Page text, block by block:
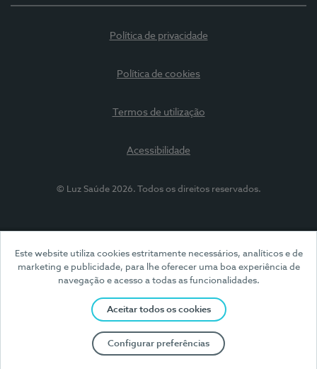
Este website utiliza cookies estritamente necessários, analíticos e de
marketing e publicidade, para lhe oferecer uma boa experiência de
navegação e acesso a todas as funcionalidades.
Aceitar todos os cookies
Configurar preferências
Política de privacidade
Política de cookies
Termos de utilização
Acessibilidade
© Luz Saúde 2026. Todos os direitos reservados.